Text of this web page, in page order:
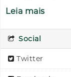
Leia mais
Social
Twitter